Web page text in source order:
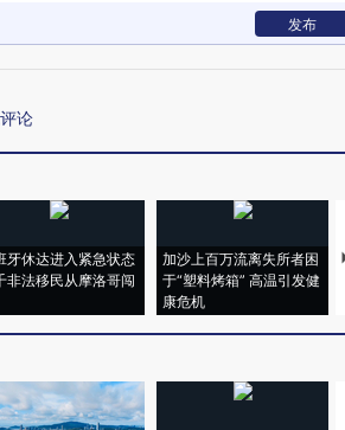
发布
论
牙休达进入紧急状态
非法移民从摩洛哥闯
加沙上百万流离失所者困
于“塑料烤箱” 高温引发健
康危机